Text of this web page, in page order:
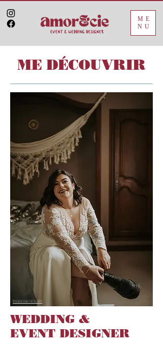
ME
NU
ME DÉCOUVRIR
© NINON DURET PHOTOGRAPHE
WEDDING &
EVENT DESIGNER